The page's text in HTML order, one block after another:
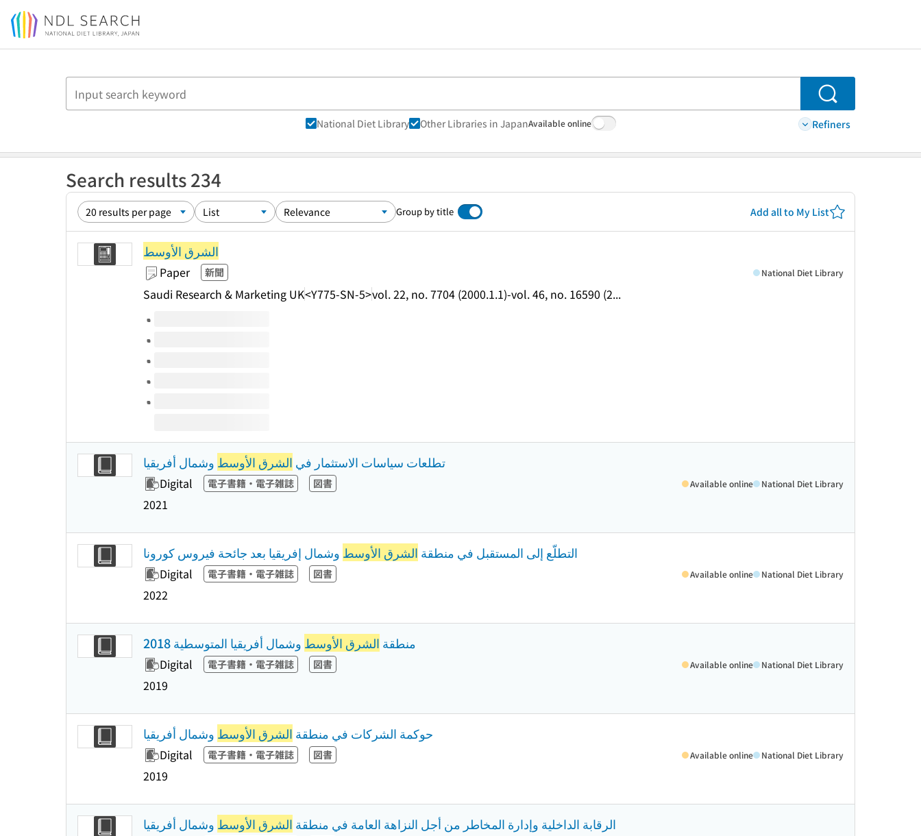
Jump to main content
Search
National Diet Library Other Libraries in JapanAvailable online Refiners
Search results 234
Group by title Add all to My List
الشرق الأوسط
Paper 新聞
Saudi Research & Marketing UK<Y775-SN-5>vol. 22, no. 7704 (2000.1.1)-vol. 46, no. 16590 (2...
National Diet Library
Volumes of this title
تطلعات سياسات الاستثمار في الشرق الأوسط وشمال أفريقيا
Digital 電子書籍・電子雑誌 図書
2021
Available online National Diet Library
التطلّع إلى المستقبل في منطقة الشرق الأوسط وشمال إفريقيا بعد جائحة فيروس كورونا
Digital 電子書籍・電子雑誌 図書
2022
Available online National Diet Library
منطقة الشرق الأوسط وشمال أفريقيا المتوسطية 2018
Digital 電子書籍・電子雑誌 図書
2019
Available online National Diet Library
حوكمة الشركات في منطقة الشرق الأوسط وشمال أفريقيا
Digital 電子書籍・電子雑誌 図書
2019
Available online National Diet Library
الرقابة الداخلیة وإدارة المخاطر من أجل النزاھة العامة في منطقة الشرق الأوسط وشمال أفریقیا